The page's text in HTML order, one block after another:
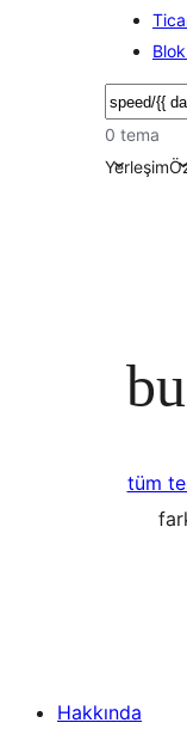
Ara
0 tema
Yerleşim
tüm
Hakkında